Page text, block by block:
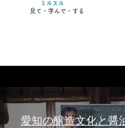
見て・学んで・する
愛知の醸造文化と醤